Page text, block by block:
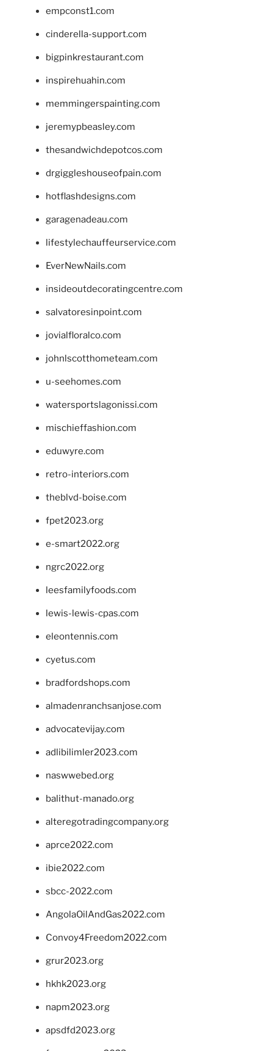
empconst1.com
cinderella-support.com
bigpinkrestaurant.com
inspirehuahin.com
memmingerspainting.com
jeremypbeasley.com
thesandwichdepotcos.com
drgiggleshouseofpain.com
hotflashdesigns.com
garagenadeau.com
lifestylechauffeurservice.com
EverNewNails.com
insideoutdecoratingcentre.com
salvatoresinpoint.com
jovialfloralco.com
johnlscotthometeam.com
u-seehomes.com
watersportslagonissi.com
mischieffashion.com
eduwyre.com
retro-interiors.com
theblvd-boise.com
fpet2023.org
e-smart2022.org
ngrc2022.org
leesfamilyfoods.com
lewis-lewis-cpas.com
eleontennis.com
cyetus.com
bradfordshops.com
almadenranchsanjose.com
advocatevijay.com
adlibilimler2023.com
naswwebed.org
balithut-manado.org
alteregotradingcompany.org
aprce2022.com
ibie2022.com
sbcc-2022.com
AngolaOilAndGas2022.com
Convoy4Freedom2022.com
grur2023.org
hkhk2023.org
napm2023.org
apsdfd2023.org